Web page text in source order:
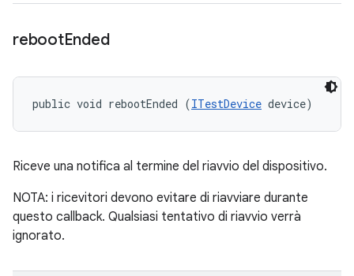
rebootEnded
public void rebootEnded (ITestDevice device)
Riceve una notifica al termine del riavvio del dispositivo.
NOTA: i ricevitori devono evitare di riavviare durante
questo callback. Qualsiasi tentativo di riavvio verrà
ignorato.